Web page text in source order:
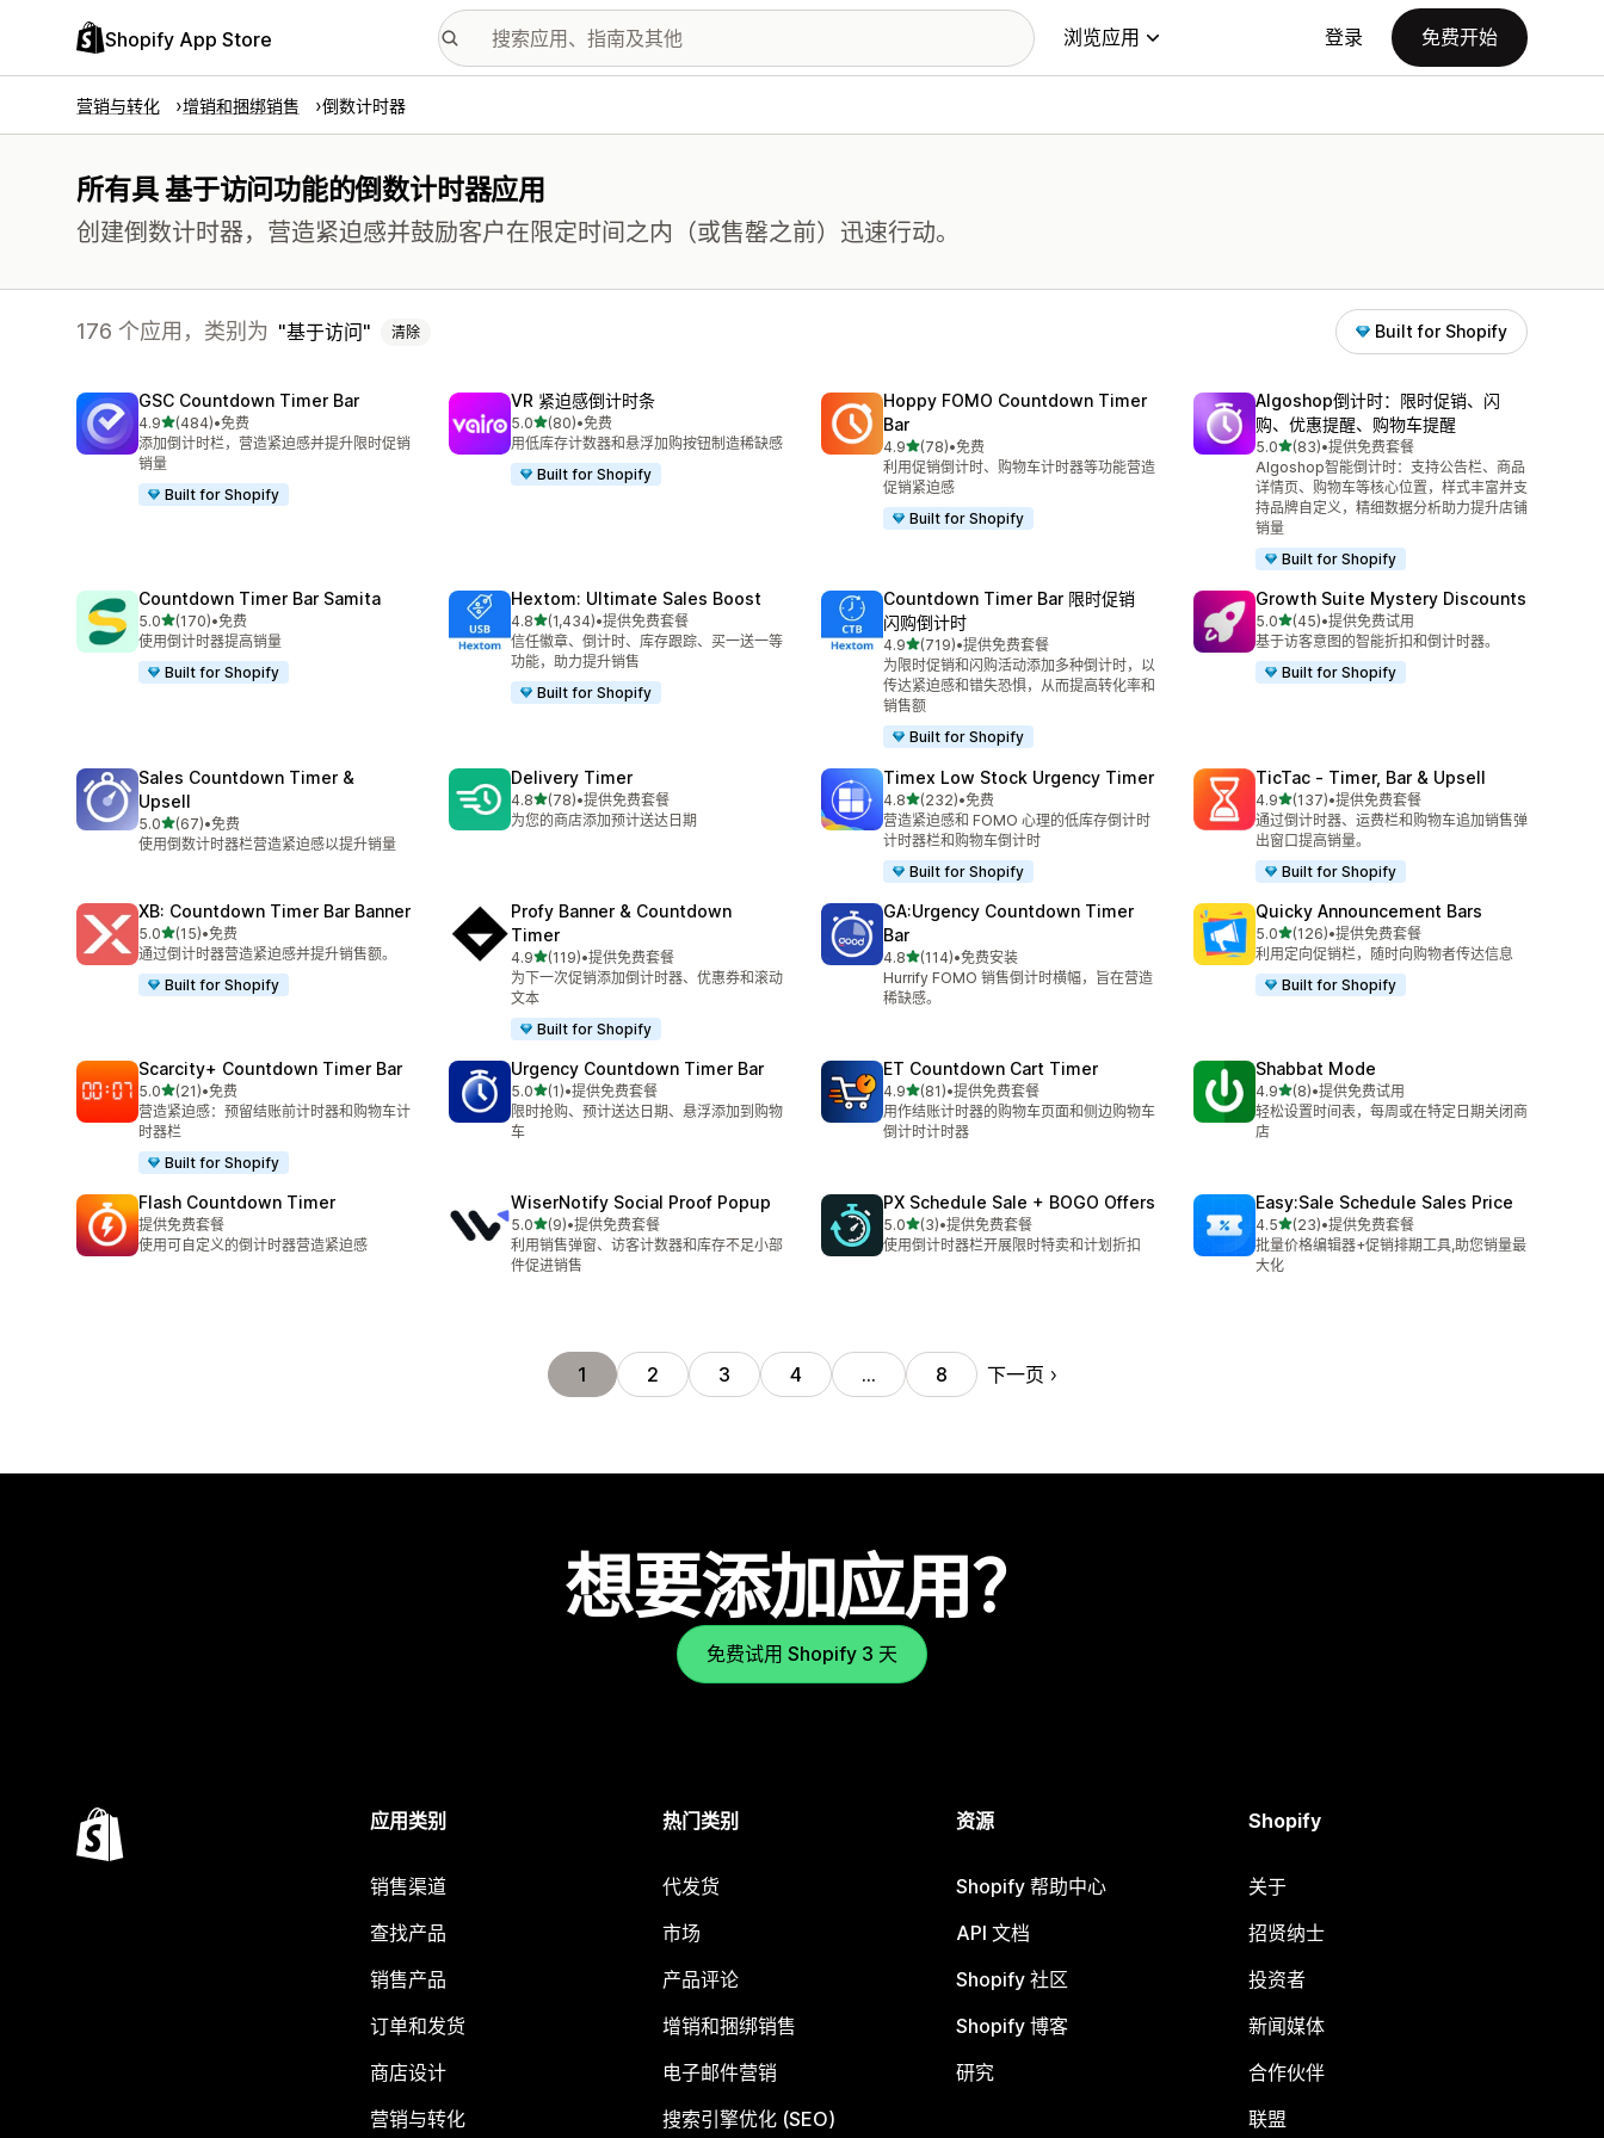
Shopify App Store 浏览应用 登录 免费开始
营销与转化 增销和捆绑销售 倒数计时器
所有具 基于访问功能的倒数计时器应用
创建倒数计时器，营造紧迫感并鼓励客户在限定时间之内（或售罄之前）迅速行动。
176 个应用，类别为 基于访问 清除 Built for Shopify
GSC Countdown Timer Bar
4.9星（满分 5 星）
(484)
总共 484 条评论
•免费
添加倒计时栏，营造紧迫感并提升限时促销
销量
Built for Shopify
VR 紧迫感倒计时条
5.0星（满分 5 星）
(80)
总共 80 条评论
•免费
用低库存计数器和悬浮加购按钮制造稀缺感
Built for Shopify
Hoppy FOMO Countdown Timer
Bar
4.9星（满分 5 星）
(78)
总共 78 条评论
•免费
利用促销倒计时、购物车计时器等功能营造
促销紧迫感
Built for Shopify
Algoshop倒计时：限时促销、闪
购、优惠提醒、购物车提醒
5.0星（满分 5 星）
(83)
总共 83 条评论
•提供免费套餐
Algoshop智能倒计时：支持公告栏、商品
详情页、购物车等核心位置，样式丰富并支
持品牌自定义，精细数据分析助力提升店铺
销量
Built for Shopify
Countdown Timer Bar Samita
5.0星（满分 5 星）
(170)
总共 170 条评论
•免费
使用倒计时器提高销量
Built for Shopify
Hextom: Ultimate Sales Boost
4.8星（满分 5 星）
(1,434)
总共 1434 条评论
•提供免费套餐
信任徽章、倒计时、库存跟踪、买一送一等
功能，助力提升销售
Built for Shopify
Countdown Timer Bar 限时促销
闪购倒计时
4.9星（满分 5 星）
(719)
总共 719 条评论
•提供免费套餐
为限时促销和闪购活动添加多种倒计时，以
传达紧迫感和错失恐惧，从而提高转化率和
销售额
Built for Shopify
Growth Suite Mystery Discounts
5.0星（满分 5 星）
(45)
总共 45 条评论
•提供免费试用
基于访客意图的智能折扣和倒计时器。
Built for Shopify
Sales Countdown Timer &
Upsell
5.0星（满分 5 星）
(67)
总共 67 条评论
•免费
使用倒数计时器栏营造紧迫感以提升销量
Delivery Timer
4.8星（满分 5 星）
(78)
总共 78 条评论
•提供免费套餐
为您的商店添加预计送达日期
Timex Low Stock Urgency Timer
4.8星（满分 5 星）
(232)
总共 232 条评论
•免费
营造紧迫感和 FOMO 心理的低库存倒计时
计时器栏和购物车倒计时
Built for Shopify
TicTac ‑ Timer, Bar & Upsell
4.9星（满分 5 星）
(137)
总共 137 条评论
•提供免费套餐
通过倒计时器、运费栏和购物车追加销售弹
出窗口提高销量。
Built for Shopify
XB: Countdown Timer Bar Banner
5.0星（满分 5 星）
(15)
总共 15 条评论
•免费
通过倒计时器营造紧迫感并提升销售额。
Built for Shopify
Profy Banner & Countdown
Timer
4.9星（满分 5 星）
(119)
总共 119 条评论
•提供免费套餐
为下一次促销添加倒计时器、优惠券和滚动
文本
Built for Shopify
GA:Urgency Countdown Timer
Bar
4.8星（满分 5 星）
(114)
总共 114 条评论
•免费安装
Hurrify FOMO 销售倒计时横幅，旨在营造
稀缺感。
Quicky Announcement Bars
5.0星（满分 5 星）
(126)
总共 126 条评论
•提供免费套餐
利用定向促销栏，随时向购物者传达信息
Built for Shopify
Scarcity+ Countdown Timer Bar
5.0星（满分 5 星）
(21)
总共 21 条评论
•免费
营造紧迫感：预留结账前计时器和购物车计
时器栏
Built for Shopify
Urgency Countdown Timer Bar
5.0星（满分 5 星）
(1)
总共 1 条评论
•提供免费套餐
限时抢购、预计送达日期、悬浮添加到购物
车
ET Countdown Cart Timer
4.9星（满分 5 星）
(81)
总共 81 条评论
•提供免费套餐
用作结账计时器的购物车页面和侧边购物车
倒计时计时器
Shabbat Mode
4.9星（满分 5 星）
(8)
总共 8 条评论
•提供免费试用
轻松设置时间表，每周或在特定日期关闭商
店
Flash Countdown Timer
提供免费套餐
使用可自定义的倒计时器营造紧迫感
WiserNotify Social Proof Popup
5.0星（满分 5 星）
(9)
总共 9 条评论
•提供免费套餐
利用销售弹窗、访客计数器和库存不足小部
件促进销售
PX Schedule Sale + BOGO Offers
5.0星（满分 5 星）
(3)
总共 3 条评论
•提供免费套餐
使用倒计时器栏开展限时特卖和计划折扣
Easy:Sale Schedule Sales Price
4.5星（满分 5 星）
(23)
总共 23 条评论
•提供免费套餐
批量价格编辑器+促销排期工具,助您销量最
大化
1 2 3 4 … 8 下一页
想要添加应用？
免费试用 Shopify 3 天
应用类别
销售渠道
查找产品
销售产品
订单和发货
商店设计
营销与转化
热门类别
代发货
市场
产品评论
增销和捆绑销售
电子邮件营销
搜索引擎优化 (SEO)
资源
Shopify 帮助中心
API 文档
Shopify 社区
Shopify 博客
研究
Shopify
关于
招贤纳士
投资者
新闻媒体
合作伙伴
联盟